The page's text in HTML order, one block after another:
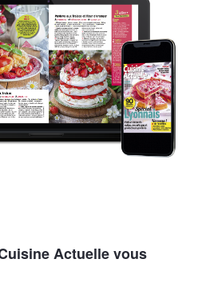
Actuelle vous